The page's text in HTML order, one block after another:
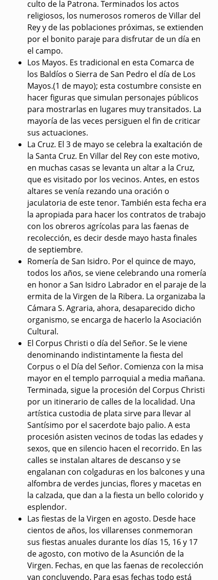
culto de la Patrona. Terminados los actos
religiosos, los numerosos romeros de Villar del
Rey y de las poblaciones próximas, se extienden
por el bonito paraje para disfrutar de un día en
el campo.
Los Mayos. Es tradicional en esta Comarca de
los Baldíos o Sierra de San Pedro el día de Los
Mayos.(1 de mayo); esta costumbre consiste en
hacer figuras que simulan personajes públicos
para mostrarlas en lugares muy transitados. La
mayoría de las veces persiguen el fin de criticar
sus actuaciones.
La Cruz. El 3 de mayo se celebra la exaltación de
la Santa Cruz. En Villar del Rey con este motivo,
en muchas casas se levanta un altar a la Cruz,
que es visitado por los vecinos. Antes, en estos
altares se venía rezando una oración o
jaculatoria de este tenor. También esta fecha era
la apropiada para hacer los contratos de trabajo
con los obreros agrícolas para las faenas de
recolección, es decir desde mayo hasta finales
de septiembre.
Romería de San Isidro. Por el quince de mayo,
todos los años, se viene celebrando una romería
en honor a San Isidro Labrador en el paraje de la
ermita de la Virgen de la Ribera. La organizaba la
Cámara S. Agraria, ahora, desaparecido dicho
organismo, se encarga de hacerlo la Asociación
Cultural.
El Corpus Christi o día del Señor. Se le viene
denominando indistintamente la fiesta del
Corpus o el Día del Señor. Comienza con la misa
mayor en el templo parroquial a media mañana.
Terminada, sigue la procesión del Corpus Christi
por un itinerario de calles de la localidad. Una
artística custodia de plata sirve para llevar al
Santísimo por el sacerdote bajo palio. A esta
procesión asisten vecinos de todas las edades y
sexos, que en silencio hacen el recorrido. En las
calles se instalan altares de descanso y se
engalanan con colgaduras en los balcones y una
alfombra de verdes juncias, flores y macetas en
la calzada, que dan a la fiesta un bello colorido y
esplendor.
Las fiestas de la Virgen en agosto. Desde hace
cientos de años, los villarenses conmemoran
sus fiestas anuales durante los días 15, 16 y 17
de agosto, con motivo de la Asunción de la
Virgen. Fechas, en que las faenas de recolección
van concluyendo. Para esas fechas todo está